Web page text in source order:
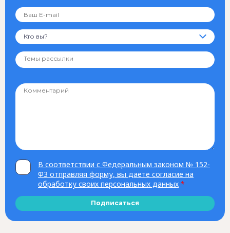
Кто вы?
В соответствии с Федеральным законом № 152-
ФЗ отправляя форму, вы даете согласие на
обработку своих персональных данных *
Подписаться